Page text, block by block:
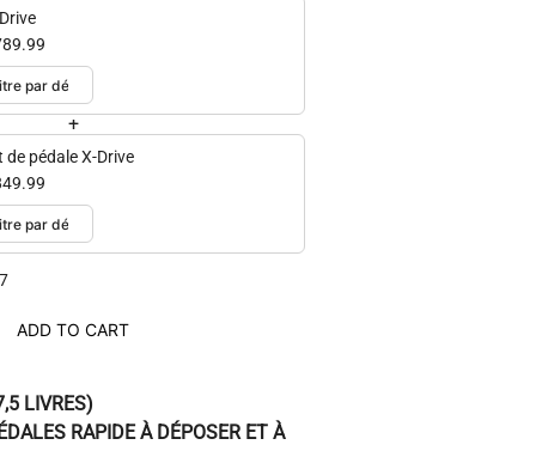
+
de pédale X-Drive
ADD TO CART
LIVRES)
RAPIDE À DÉPOSER ET À